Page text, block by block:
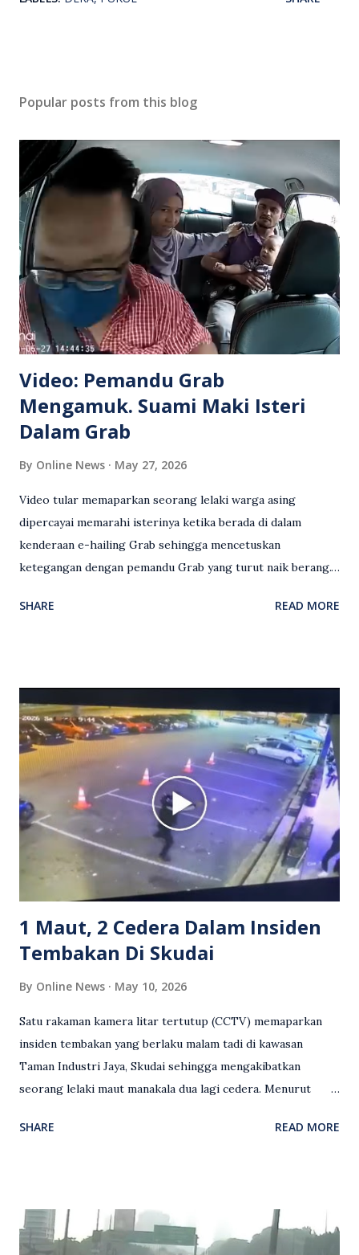
Popular posts from this blog
Video: Pemandu Grab
Mengamuk. Suami Maki Isteri
Dalam Grab
By Online News May 27, 2026
Video tular memaparkan seorang lelaki warga asing
dipercayai memarahi isterinya ketika berada di dalam
kenderaan e-hailing Grab sehingga mencetuskan
ketegangan dengan pemandu Grab yang turut naik berang.
antara seorang lelaki warga asing dengan pemandu Grab
Grab bertindak mempertahankan wanita terbabit sebelum
berlaku pertikaman lidah antara kedua-dua pihak. Video
berkenaan kini tular di media sosial dan mendapat pelbagai
reaksi orang ramai. Antara komen orang awam yang tular di
media sosial mengenai insiden tersebut ialah ramai yang
meluahkan rasa marah terhadap tindakan lelaki berkenaan
serta memuji pemandu Grab kerana campur tangan.
Sebahagian netizen turut meminta pihak berkuasa
mengambil tindakan tegas, manakala ada yang bersimpati
terhadap wanita dipercayai menjadi mangs...
SHARE READ MORE
1 Maut, 2 Cedera Dalam Insiden
Tembakan Di Skudai
By Online News May 10, 2026
Satu rakaman kamera litar tertutup (CCTV) memaparkan
insiden tembakan yang berlaku malam tadi di kawasan
Taman Industri Jaya, Skudai sehingga mengakibatkan
seorang lelaki maut manakala dua lagi cedera. Menurut
kejadian berlaku sekitar jam 11 malam dan pihak polis
hiburan di kawasan berkenaan. Seorang mangsa disahkan
meninggal dunia di lokasi kejadian akibat terkena tembakan,
SHARE READ MORE